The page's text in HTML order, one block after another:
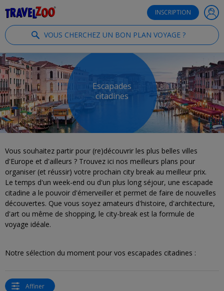
INSCRIPTION
VOUS CHERCHEZ UN BON PLAN VOYAGE ?
Escapades
citadines
Vous souhaitez partir pour (re)découvrir les plus belles villes
d'Europe et d'ailleurs ? Trouvez ici nos meilleurs plans pour
organiser (et réussir) votre prochain city break au meilleur prix.
Le temps d'un week-end ou d'un plus long séjour, une escapade
citadine a le pouvoir d'émerveiller et permet de faire de nouvelles
découvertes. Que vous soyez amateurs d'histoire, d'architecture,
d'art ou même de shopping, le city-break est la formule de
voyage idéale.
Notre sélection du moment pour vos escapades citadines :
Affiner